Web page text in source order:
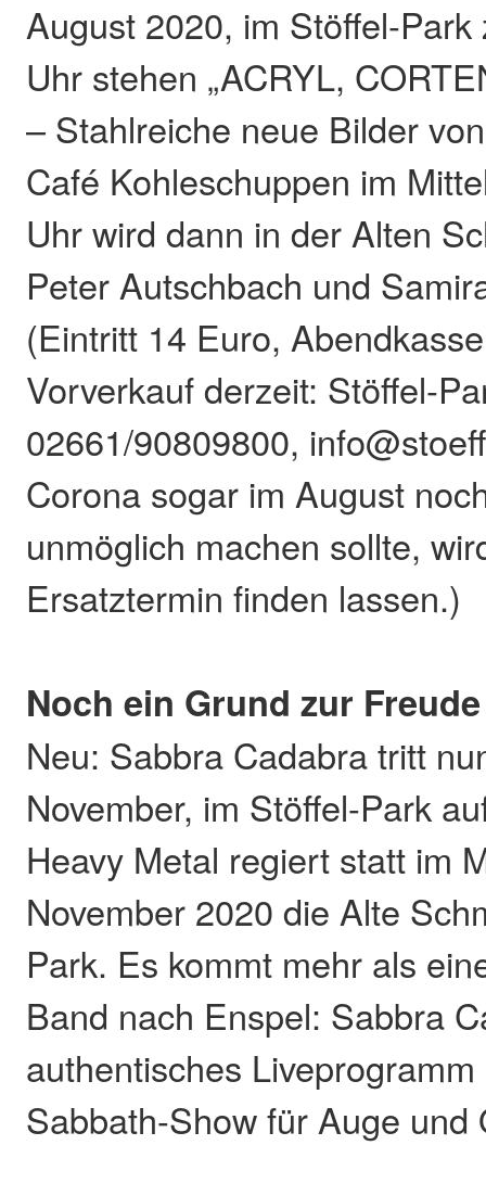
August 2020, im Stöffel-
Uhr stehen „ACRYL,
– Stahlreiche neue Bilder
Café Kohleschuppen im
Uhr wird dann in der Alten
Peter Autschbach und
(Eintritt 14 Euro,
Vorverkauf derzeit: Stöffel-
02661/90809800,
Corona sogar im August
unmöglich machen sollte,
Ersatztermin finden lassen.)
Noch ein Grund zur Freude
Neu: Sabbra Cadabra tritt
November, im Stöffel-Park
Heavy Metal regiert statt im
November 2020 die Alte
Park. Es kommt mehr als
Band nach Enspel: Sabbra
authentisches
Sabbath-Show für Auge und